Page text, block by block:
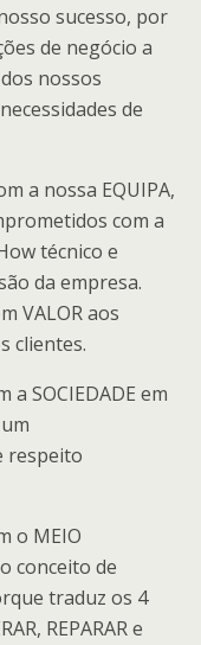
sucesso, por
de negócio a
nossos
de
a nossa EQUIPA,
com a
técnico e
da empresa.
VALOR aos
clientes.
a SOCIEDADE em
respeito
o MEIO
conceito de
traduz os 4
REPARAR e